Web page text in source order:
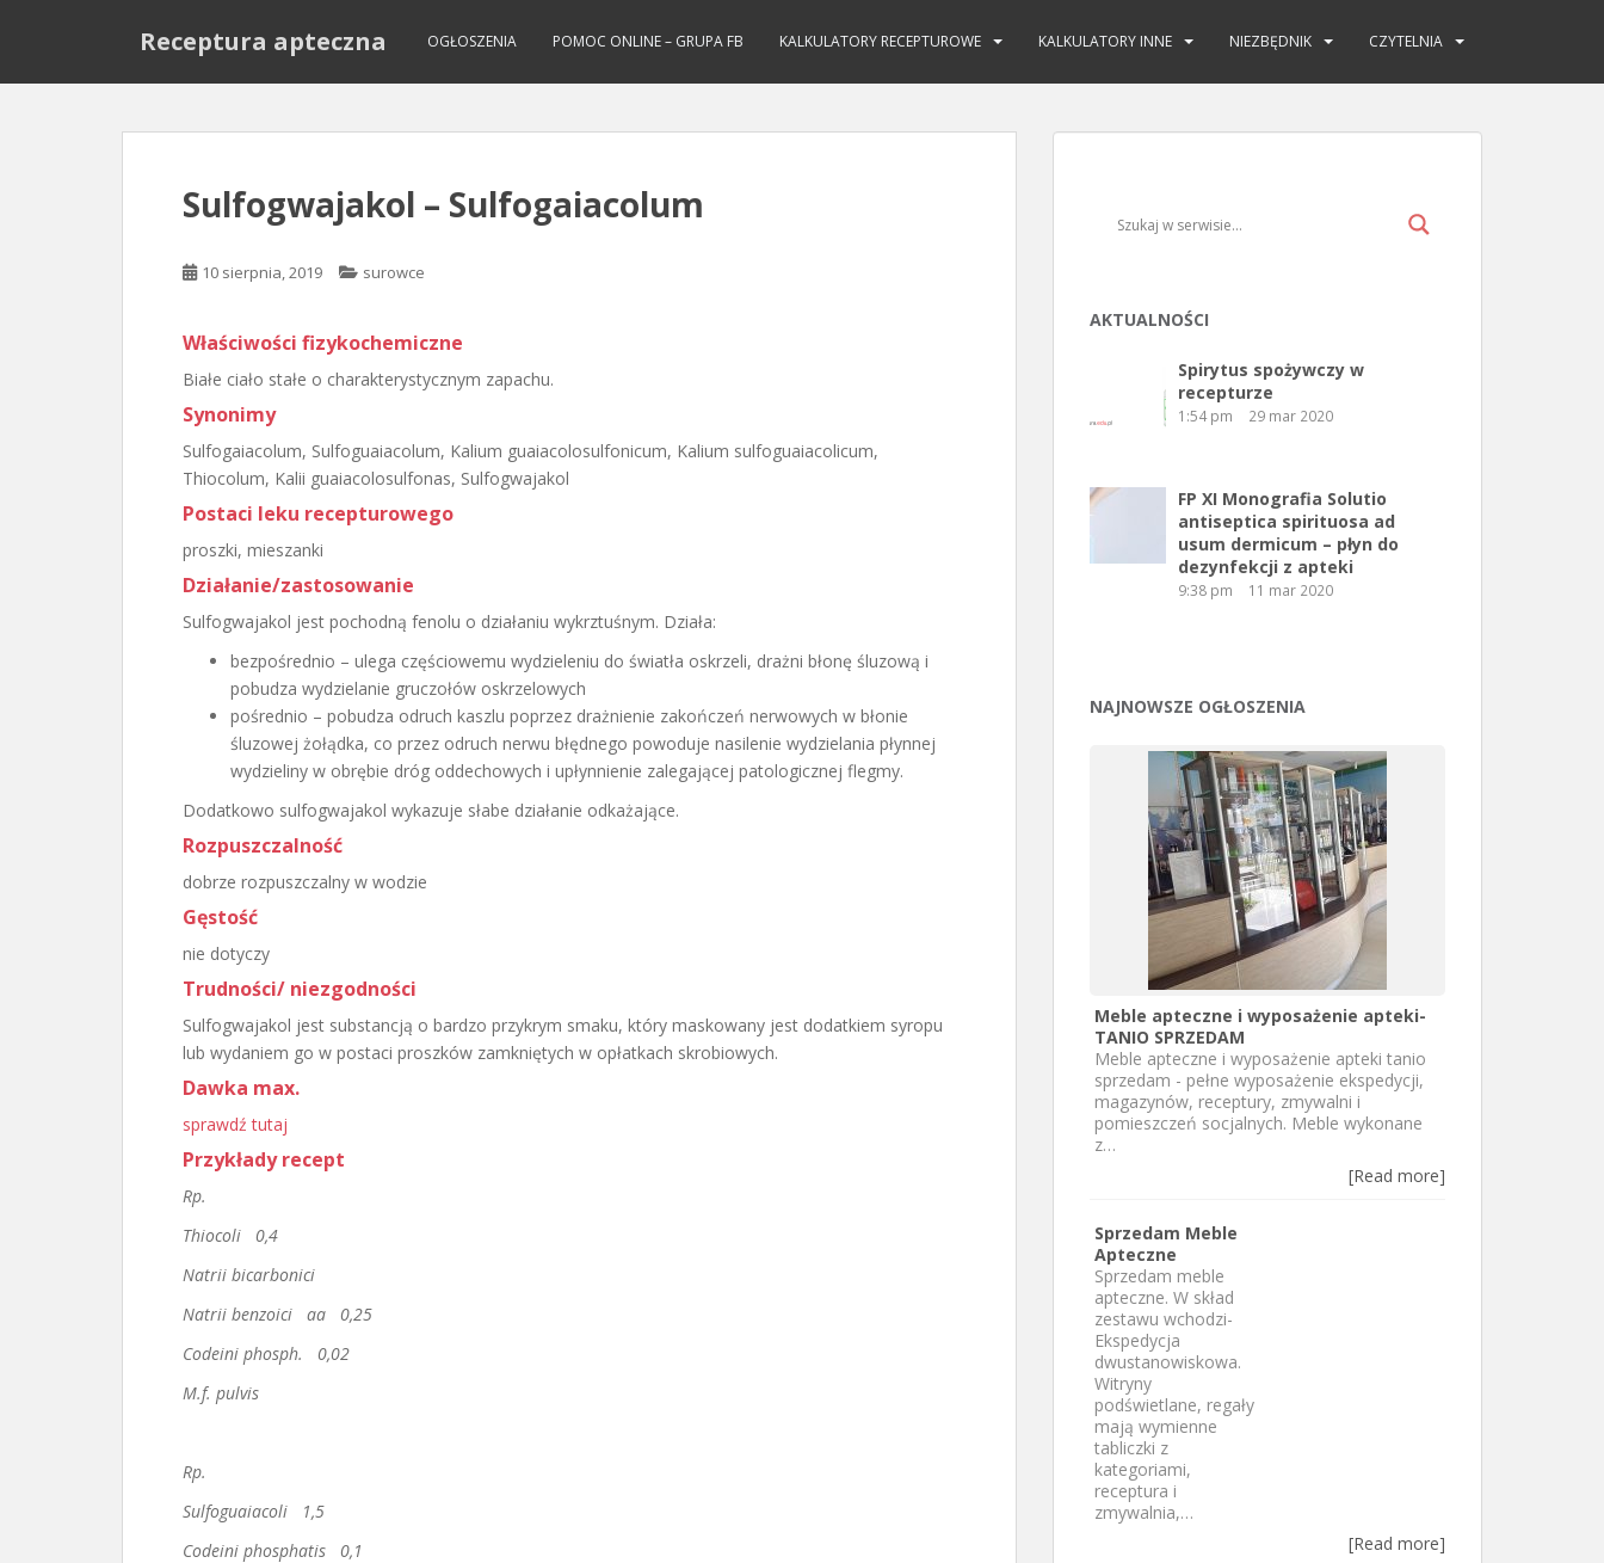
Receptura apteczna OGŁOSZENIA POMOC ONLINE – GRUPA FB KALKULATORY RECEPTUROWE KALKULATORY INNE NIEZBĘDNIK CZYTELNIA
Sulfogwajakol – Sulfogaiacolum
10 sierpnia, 2019 surowce
Właściwości fizykochemiczne
Białe ciało stałe o charakterystycznym zapachu.
Synonimy
Sulfogaiacolum, Sulfoguaiacolum, Kalium guaiacolosulfonicum, Kalium sulfoguaiacolicum,
Thiocolum, Kalii guaiacolosulfonas, Sulfogwajakol
Postaci leku recepturowego
proszki, mieszanki
Działanie/zastosowanie
Sulfogwajakol jest pochodną fenolu o działaniu wykrztuśnym. Działa:
bezpośrednio – ulega częściowemu wydzieleniu do światła oskrzeli, drażni błonę śluzową i
pobudza wydzielanie gruczołów oskrzelowych
pośrednio – pobudza odruch kaszlu poprzez drażnienie zakończeń nerwowych w błonie
śluzowej żołądka, co przez odruch nerwu błędnego powoduje nasilenie wydzielania płynnej
wydzieliny w obrębie dróg oddechowych i upłynnienie zalegającej patologicznej flegmy.
Dodatkowo sulfogwajakol wykazuje słabe działanie odkażające.
Rozpuszczalność
dobrze rozpuszczalny w wodzie
Gęstość
nie dotyczy
Trudności/ niezgodności
Sulfogwajakol jest substancją o bardzo przykrym smaku, który maskowany jest dodatkiem syropu
lub wydaniem go w postaci proszków zamkniętych w opłatkach skrobiowych.
Dawka max.
sprawdź tutaj
Przykłady recept
Rp.
Thiocoli 0,4
Natrii bicarbonici
Natrii benzoici aa 0,25
Codeini phosph. 0,02
M.f. pulvis
Rp.
Sulfoguaiacoli 1,5
Codeini phosphatis 0,1
AKTUALNOŚCI
Spirytus spożywczy w
recepturze
1:54 pm 29 mar 2020
FP XI Monografia Solutio
antiseptica spirituosa ad
usum dermicum – płyn do
dezynfekcji z apteki
9:38 pm 11 mar 2020
NAJNOWSZE OGŁOSZENIA
Meble apteczne i wyposażenie apteki-
TANIO SPRZEDAM
Meble apteczne i wyposażenie apteki tanio
sprzedam - pełne wyposażenie ekspedycji,
magazynów, receptury, zmywalni i
pomieszczeń socjalnych. Meble wykonane
z…
[Read more]
Sprzedam Meble
Apteczne
Sprzedam meble
apteczne. W skład
zestawu wchodzi-
Ekspedycja
dwustanowiskowa.
Witryny
podświetlane, regały
mają wymienne
tabliczki z
kategoriami,
receptura i
zmywalnia,…
[Read more]